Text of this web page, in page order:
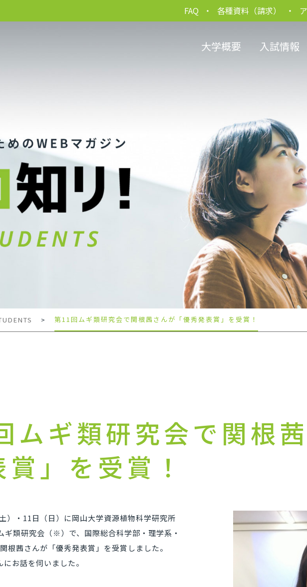
FAQ 各種資料（請求）
大学概要 入試情報
> 第11回ムギ類研究会で関根茜さんが「優秀発表賞」を受賞！
ムギ類研究会で関根
」を受賞！
）・11日（日）に岡山大学資源植物科学研究所
ギ類研究会（※）で、国際総合科学部・理学系・
根茜さんが「優秀発表賞」を受賞しました。
お話を伺いました。